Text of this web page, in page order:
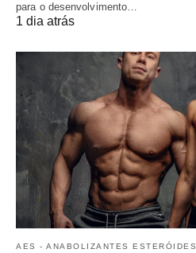
para o desenvolvimento…
1 dia atrás
AES - ANABOLIZANTES ESTERÓIDES